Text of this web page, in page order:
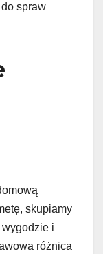
spraw
skupiamy
i
różnica